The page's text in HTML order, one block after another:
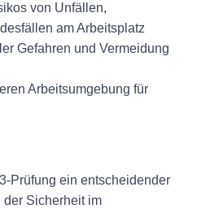
von Unfällen,
am Arbeitsplatz
Gefahren und Vermeidung
Arbeitsumgebung für
Prüfung ein entscheidender
der Sicherheit im